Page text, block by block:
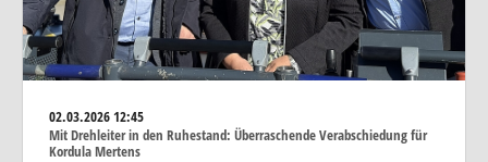
02.03.202612:45
Mit Drehleiter in den Ruhestand: Überraschende Verabschiedung für
Kordula Mertens